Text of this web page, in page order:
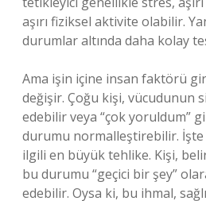
aşırı fiziksel aktivite olabilir.
durumlar altında daha kolay
Ama işin içine insan faktörü
değişir. Çoğu kişi, vücudunun
edebilir veya “çok yoruldum”
durumu normalleştirebilir. İşte
ilgili en büyük tehlike. Kişi,
bu durumu “geçici bir şey”
edebilir. Oysa ki, bu ihmal,